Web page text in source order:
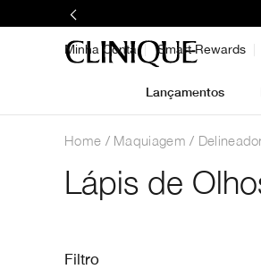
Minha Conta Smart Rewards
Lançamentos
Home Maquiagem
Lápis de
Filtro